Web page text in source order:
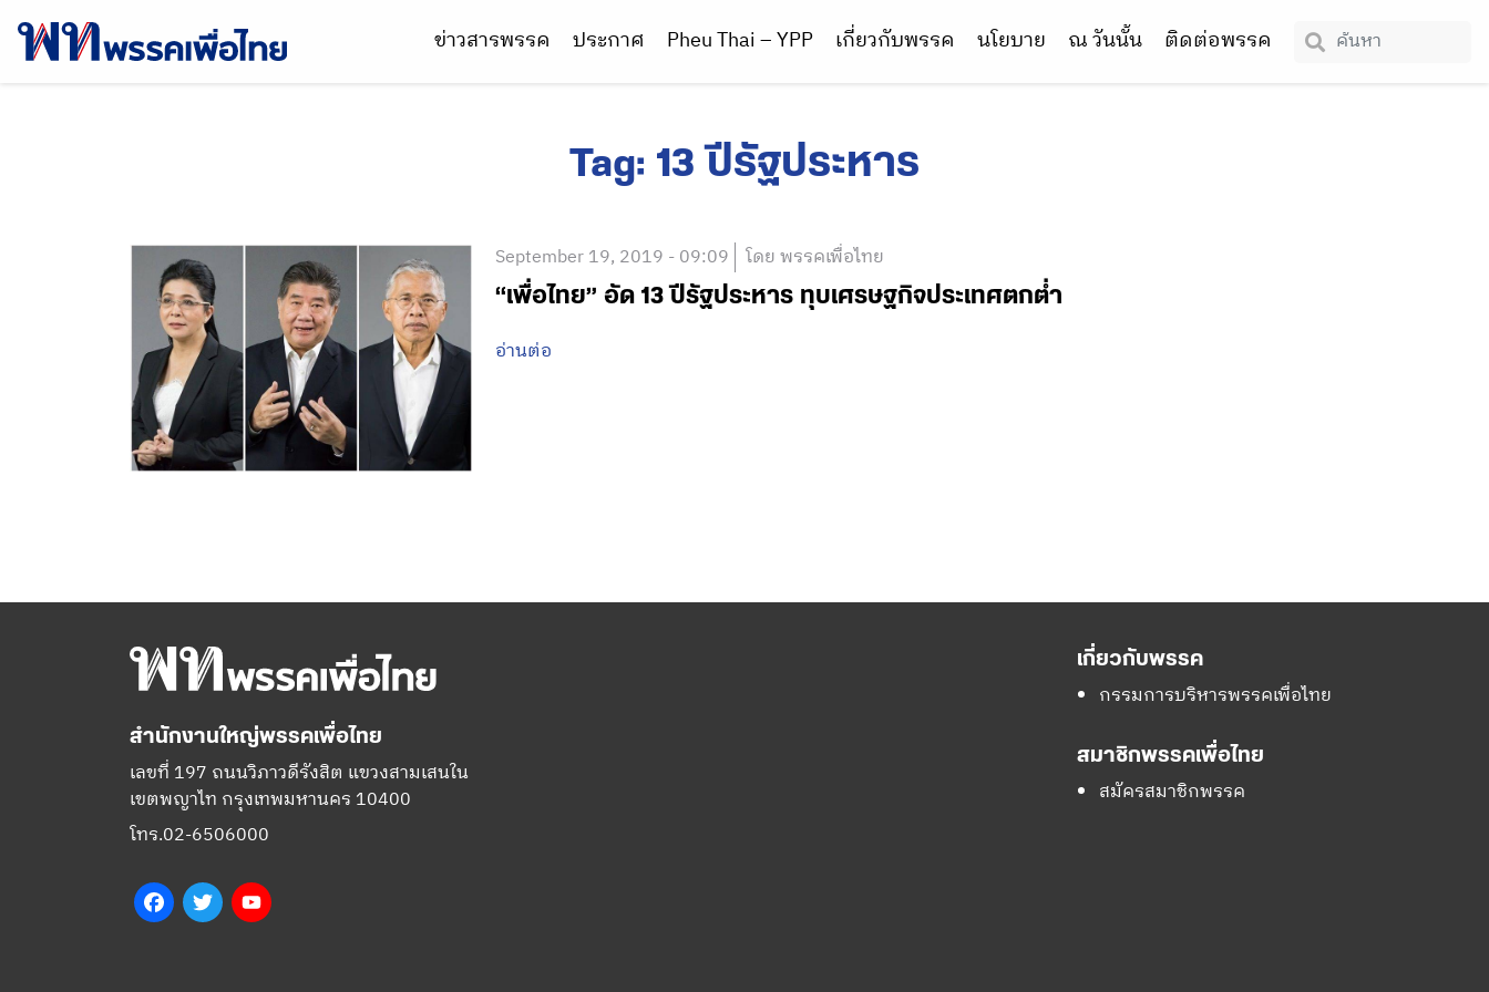
ข่าวสารพรรค ประกาศ Pheu Thai – YPP เกี่ยวกับพรรค นโยบาย ณ วันนั้น ติดต่อพรรค
Tag: 13 ปีรัฐประหาร
September 19, 2019 - 09:09 โดย พรรคเพื่อไทย
“เพื่อไทย” อัด 13 ปีรัฐประหาร ทุบเศรษฐกิจประเทศตกต่ำ
อ่านต่อ
สำนักงานใหญ่พรรคเพื่อไทย
เลขที่ 197 ถนนวิภาวดีรังสิต แขวงสามเสนใน
เขตพญาไท กรุงเทพมหานคร 10400
โทร.02-6506000
FacebookTwitter
เกี่ยวกับพรรค
กรรมการบริหารพรรคเพื่อไทย
สมาชิกพรรคเพื่อไทย
สมัครสมาชิกพรรค